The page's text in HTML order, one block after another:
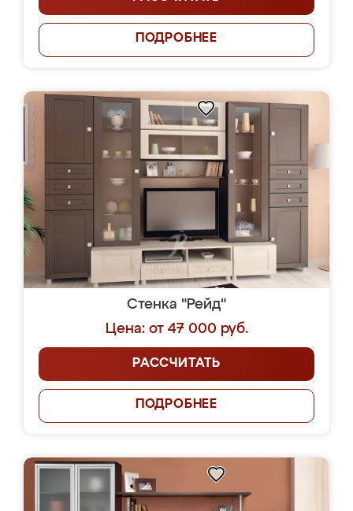
ПОДРОБНЕЕ
Стенка "Рейд"
Цена: от 47 000 руб.
РАССЧИТАТЬ
ПОДРОБНЕЕ